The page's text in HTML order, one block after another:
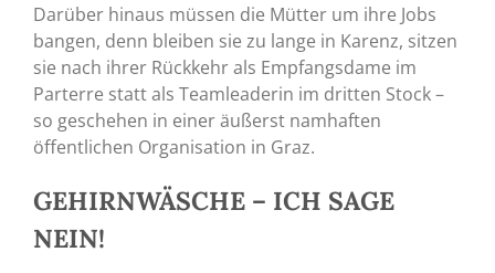
Darüber hinaus müssen die Mütter um ihre Jobs
bangen, denn bleiben sie zu lange in Karenz, sitzen
sie nach ihrer Rückkehr als Empfangsdame im
Parterre statt als Teamleaderin im dritten Stock –
so geschehen in einer äußerst namhaften
öffentlichen Organisation in Graz.
GEHIRNWÄSCHE – ICH SAGE
NEIN!